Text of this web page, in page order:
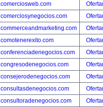
comerciosweb.com
comerciosynegocios.com
commerceandmarketing.com
comotenerexito.com
conferenciadenegocios.com
congresodenegocios.com
consejerodenegocios.com
consultasdenegocios.com
consultoradenegocios.com